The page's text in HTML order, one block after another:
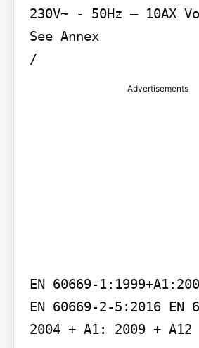
230V~ - 50Hz – 10AX
See Annex
/
Advertisements
EN 60669-
EN 60669-2-5:2016 EN
2004 + A1: 2009 +